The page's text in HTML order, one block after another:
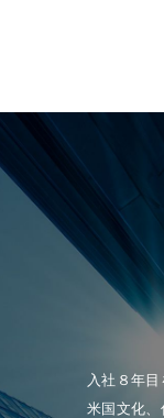
入社８年
米国文化、